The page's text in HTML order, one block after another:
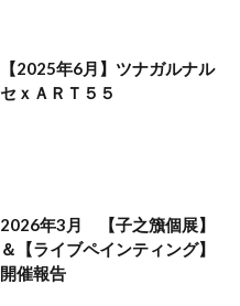
【2025年6月】ツナガルナル
セｘＡＲＴ５５
2026年3月 【子之籏個展】
＆【ライブペインティング】
開催報告